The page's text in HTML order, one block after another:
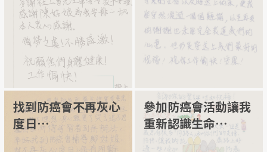
找到防癌會不再灰心
度日⋯
參加防癌會活動讓我
重新認識生命⋯